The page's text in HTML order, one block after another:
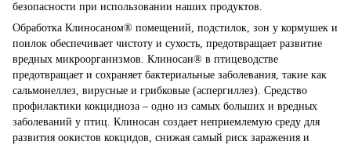
безопасности при использовании наших продуктов.
Обработка Клиносаном® помещений, подстилок, зон у кормушек и
поилок обеспечивает чистоту и сухость, предотвращает развитие
вредных микроорганизмов. Клиносан® в птицеводстве
предотвращает и сохраняет бактериальные заболевания, такие как
сальмонеллез, вирусные и грибковые (аспергиллез). Средство
профилактики кокцидиоза – одно из самых больших и вредных
заболеваний у птиц. Клиносан создает неприемлемую среду для
развития оокистов кокцидов, снижая самый риск заражения и